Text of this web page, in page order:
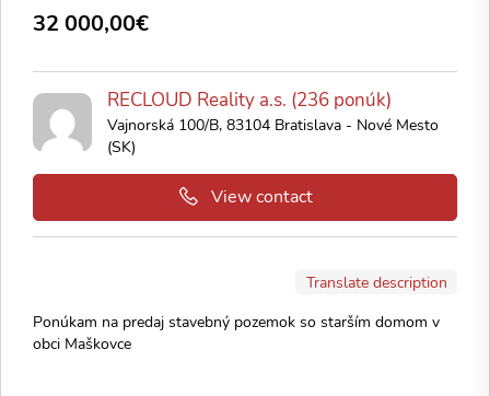
32 000,00€
RECLOUD Reality a.s. (236 ponúk)
Vajnorská 100/B, 83104 Bratislava - Nové Mesto
(SK)
View contact
Translate description
Ponúkam na predaj stavebný pozemok so starším domom v
obci Maškovce